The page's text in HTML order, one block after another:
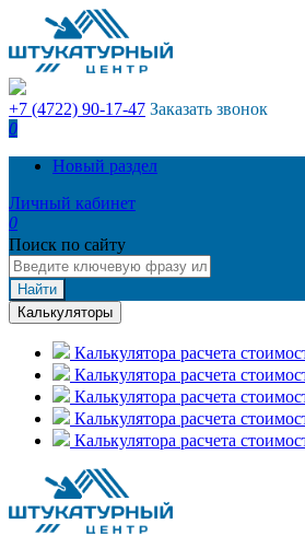
+7 (4722) 90-17-47 Заказать звонок
0
Новый раздел
Личный кабинет
0
Поиск по сайту
Найти
Калькуляторы
Калькулятора расчета
Калькулятора расчета
Калькулятора расчета
Калькулятора расчета
Калькулятора расчета